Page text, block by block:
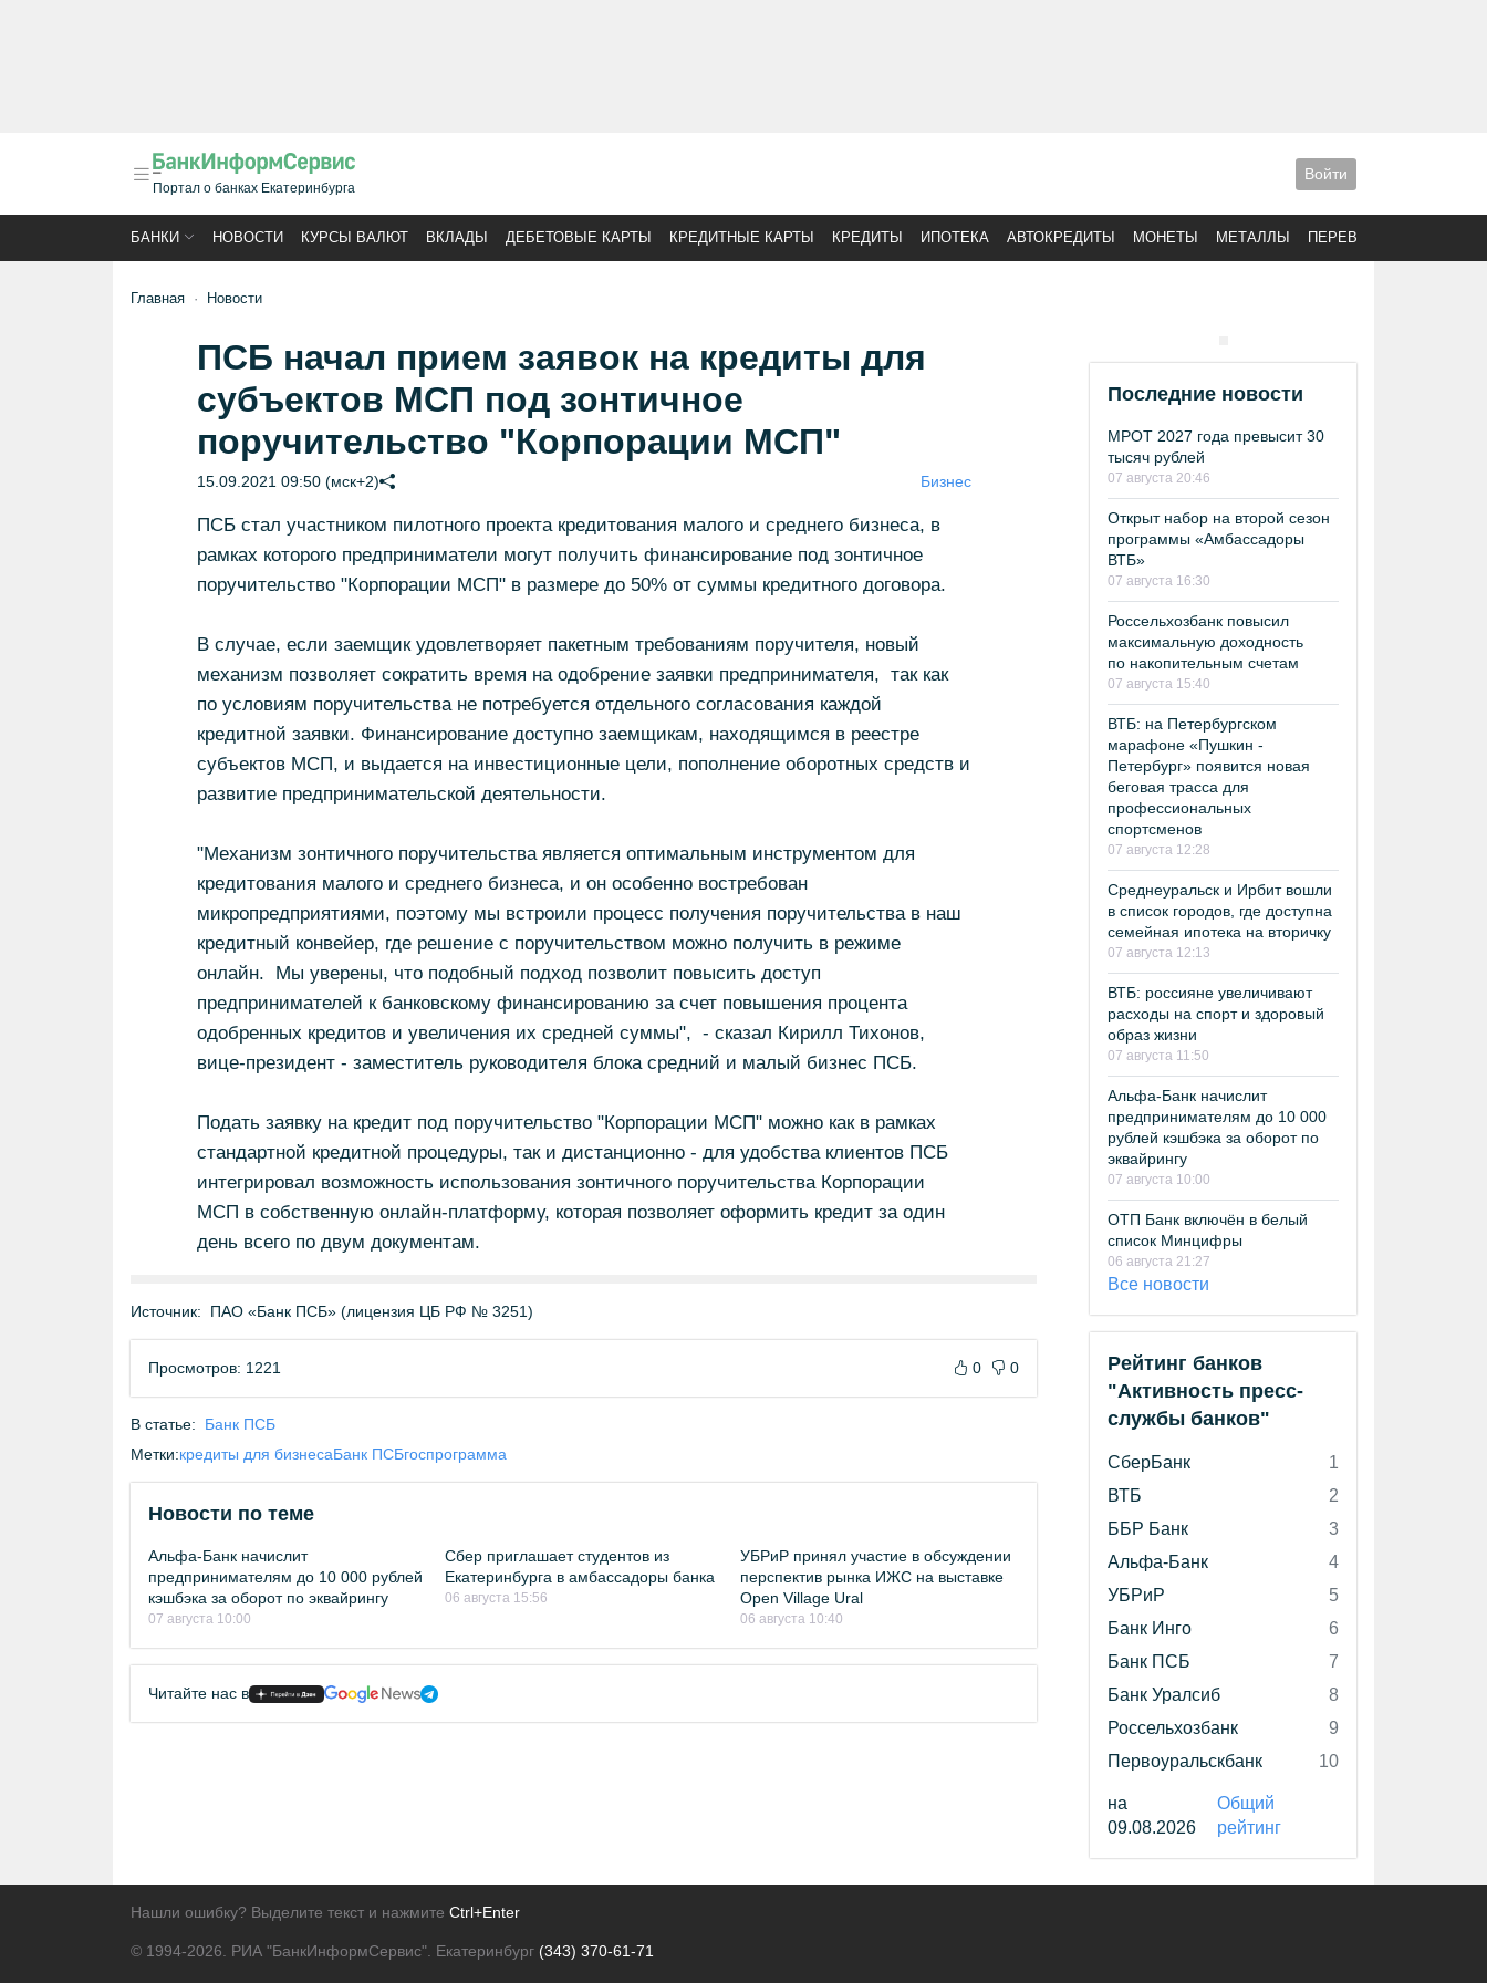
Портал о банках Екатеринбурга
Войти
БАНКИ НОВОСТИ КУРСЫ ВАЛЮТ ВКЛАДЫ ДЕБЕТОВЫЕ КАРТЫ КРЕДИТНЫЕ КАРТЫ КРЕДИТЫ ИПОТЕКА АВТОКРЕДИТЫ МОНЕТЫ МЕТАЛЛЫ ПЕРЕВОДЫ
Главная Новости
ПСБ начал прием заявок на кредиты для
субъектов МСП под зонтичное
поручительство "Корпорации МСП"
15.09.2021 09:50 (мск+2) Бизнес
ПСБ стал участником пилотного проекта кредитования малого и среднего бизнеса, в
рамках которого предприниматели могут получить финансирование под зонтичное
поручительство "Корпорации МСП" в размере до 50% от суммы кредитного договора.
В случае, если заемщик удовлетворяет пакетным требованиям поручителя, новый
механизм позволяет сократить время на одобрение заявки предпринимателя, так как
по условиям поручительства не потребуется отдельного согласования каждой
кредитной заявки. Финансирование доступно заемщикам, находящимся в реестре
субъектов МСП, и выдается на инвестиционные цели, пополнение оборотных средств и
развитие предпринимательской деятельности.
"Механизм зонтичного поручительства является оптимальным инструментом для
кредитования малого и среднего бизнеса, и он особенно востребован
микропредприятиями, поэтому мы встроили процесс получения поручительства в наш
кредитный конвейер, где решение с поручительством можно получить в режиме
онлайн. Мы уверены, что подобный подход позволит повысить доступ
предпринимателей к банковскому финансированию за счет повышения процента
одобренных кредитов и увеличения их средней суммы", - сказал Кирилл Тихонов,
вице-президент - заместитель руководителя блока средний и малый бизнес ПСБ.
Подать заявку на кредит под поручительство "Корпорации МСП" можно как в рамках
стандартной кредитной процедуры, так и дистанционно - для удобства клиентов ПСБ
интегрировал возможность использования зонтичного поручительства Корпорации
МСП в собственную онлайн-платформу, которая позволяет оформить кредит за один
день всего по двум документам.
Источник: ПАО «Банк ПСБ» (лицензия ЦБ РФ № 3251)
Просмотров: 1221 0 0
В статье:
Банк ПСБ
Метки:кредиты для бизнесаБанк ПСБгоспрограмма
Новости по теме
Альфа-Банк начислит
предпринимателям до 10 000 рублей
кэшбэка за оборот по эквайрингу
07 августа 10:00
Сбер приглашает студентов из
Екатеринбурга в амбассадоры банка
06 августа 15:56
УБРиР принял участие в обсуждении
перспектив рынка ИЖС на выставке
Open Village Ural
06 августа 10:40
Читайте нас в
Последние новости
МРОТ 2027 года превысит 30
тысяч рублей
07 августа 20:46
Открыт набор на второй сезон
программы «Амбассадоры
ВТБ»
07 августа 16:30
Россельхозбанк повысил
максимальную доходность
по накопительным счетам
07 августа 15:40
ВТБ: на Петербургском
марафоне «Пушкин -
Петербург» появится новая
беговая трасса для
профессиональных
спортсменов
07 августа 12:28
Среднеуральск и Ирбит вошли
в список городов, где доступна
семейная ипотека на вторичку
07 августа 12:13
ВТБ: россияне увеличивают
расходы на спорт и здоровый
образ жизни
07 августа 11:50
Альфа-Банк начислит
предпринимателям до 10 000
рублей кэшбэка за оборот по
эквайрингу
07 августа 10:00
ОТП Банк включён в белый
список Минцифры
06 августа 21:27
Все новости
Рейтинг банков
"Активность пресс-
службы банков"
СберБанк
1
ВТБ
2
ББР Банк
3
Альфа-Банк
4
УБРиР
5
Банк Инго
6
Банк ПСБ
7
Банк Уралсиб
8
Россельхозбанк
9
Первоуральскбанк
10
на
09.08.2026
Общий
рейтинг
Нашли ошибку? Выделите текст и нажмите Ctrl+Enter
© 1994-2026. РИА "БанкИнформСервис". Екатеринбург (343) 370-61-71